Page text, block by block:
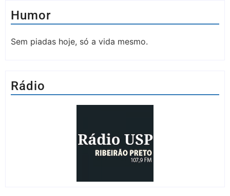
Humor
Sem piadas hoje, só a vida mesmo.
Rádio